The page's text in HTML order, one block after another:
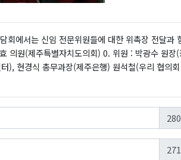
회에서는 신임 전문위원들에 대한 위촉장 전달과
의원(제주특별자치도의회) 0. 위원 : 박광수 원장(
), 현경식 총무과장(제주은행) 원석철(우리 협의